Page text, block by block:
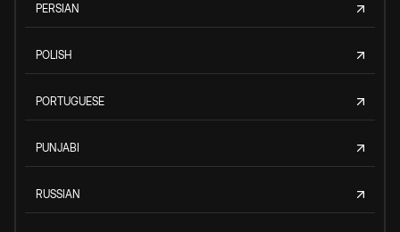
PERSIAN
POLISH
PORTUGUESE
PUNJABI
RUSSIAN